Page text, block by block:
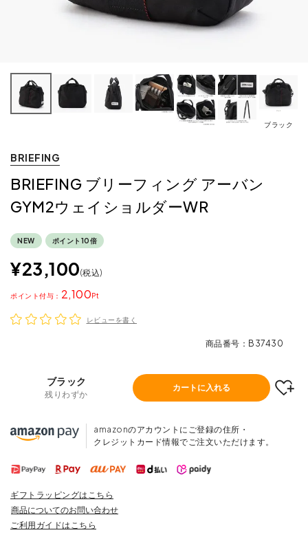
ブラック
BRIEFING
BRIEFING ブリーフィング アーバン
GYM2ウェイショルダーWR
NEW ポイント10倍
¥23,100 税込
2,100
ポイント
レビューを書く
商品番号 B37430
ブラック
残りわずか
カートに入れる
amazonのアカウントにご登録の住所・
クレジットカード情報でご注文いただけます。
ギフトラッピングはこちら
商品についてのお問い合わせ
ご利用ガイドはこちら